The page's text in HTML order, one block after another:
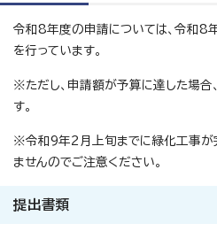
令和8年度の申請については、令和
を行っています。
※ただし、申請額が予算に達した場合
す。
※令和9年2月上旬までに緑化工事が
ませんのでご注意ください。
提出書類